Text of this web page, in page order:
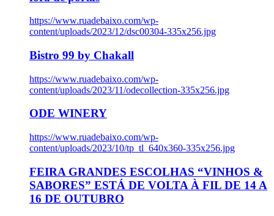
https://www.ruadebaixo.com/wp-
content/uploads/2023/12/dsc00304-335x256.jpg
Bistro 99 by Chakall
https://www.ruadebaixo.com/wp-
content/uploads/2023/11/odecollection-335x256.jpg
ODE WINERY
https://www.ruadebaixo.com/wp-
content/uploads/2023/10/tp_tl_640x360-335x256.jpg
FEIRA GRANDES ESCOLHAS “VINHOS &
SABORES” ESTÁ DE VOLTA À FIL DE 14 A
16 DE OUTUBRO